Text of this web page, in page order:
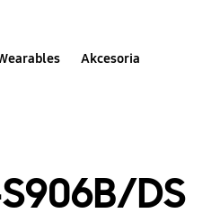
Akcesoria
DS